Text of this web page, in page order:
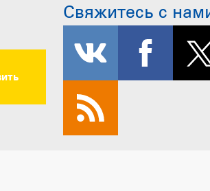
Свяжитесь с